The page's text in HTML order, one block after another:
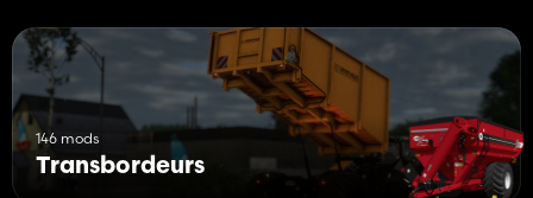
146 mods
Transbordeurs